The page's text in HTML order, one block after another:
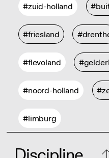
#zuid-holland
#friesland
#flevoland
#noord-holland
#limburg